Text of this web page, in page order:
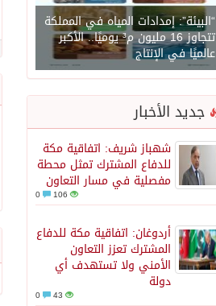
“البيئة”: إمدادات المياه في المملكة
تتجاوز 16 مليون م³ يوميًا.. الأكبر
عالميًا في الإنتاج
جديد الأخبار
شهباز شريف: اتفاقية مكة
للدفاع المشترك تمثل محطة
مفصلية في مسار التعاون
106
أردوغان: اتفاقية مكة للدفاع
المشترك تعزز التعاون
الأمني ولا تستهدف أي
دولة
43